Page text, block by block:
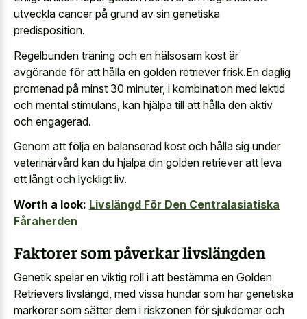
utveckla cancer på grund av sin genetiska
predisposition.
Regelbunden träning och en hälsosam kost är
avgörande för att hålla en golden retriever frisk.En daglig
promenad på minst 30 minuter, i kombination med lektid
och mental stimulans, kan hjälpa till att hålla den aktiv
och engagerad.
Genom att följa en balanserad kost och hålla sig under
veterinärvård kan du hjälpa din golden retriever att leva
ett långt och lyckligt liv.
Worth a look: Livslängd För Den Centralasiatiska
Fåraherden
Faktorer som påverkar livslängden
Genetik spelar en viktig roll i att bestämma en Golden
Retrievers livslängd, med vissa hundar som har genetiska
markörer som sätter dem i riskzonen för sjukdomar och